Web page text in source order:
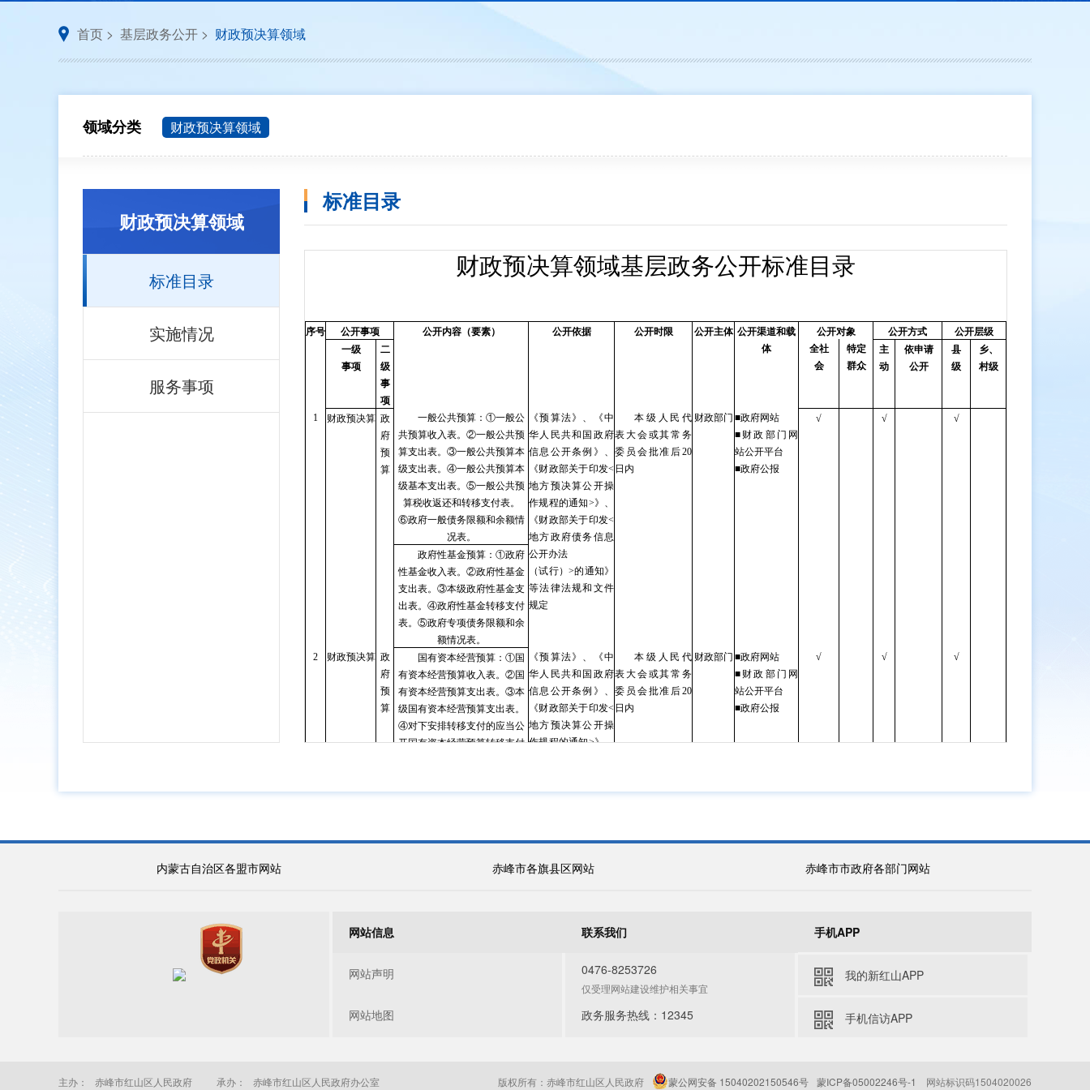
首页 > 基层政务公开 > 财政预决算领域
领域分类 财政预决算领域
财政预决算领域
标准目录
实施情况
服务事项
标准目录
财政预决算领域基层政务公开标准目录
序号 公开事项 公开内容（要素） 公开依据 公开时限 公开主体 公开渠道和载
体
公开对象 公开方式
公开层级
一级
事项
二
级
事
项
全社
会
特定
群众
主
动
依申请
公开
县
级
乡、
村级
1 财政预决算 政
府
预
算
一般公共预算： ①一般公
共预算收入表。②一般公共预
算支出表。③一般公共预算本
级支出表。④一般公共预算本
级基本支出表。⑤一般公共预
算税收返还和转移支付表。
⑥政府一般债务限额和余额情
况表。
《预算法》、《中
华人民共和国政府
信息公开条例》、
《财政部关于印发<
地方预决算公开操
作规程的通知>》、
《财政部关于印发<
地方政府债务信息
公开办法
（试行） >的通知》
等法律法规和文件
规定
本级人民代
表大会或其常务
委员会批准后20
日内
财政部门 ■政府网站
■财政部门网
站公开平台
■政府公报
√ √ √
政府性基金预算： ①政府
性基金收入表。②政府性基金
支出表。③本级政府性基金支
出表。④政府性基金转移支付
表。⑤政府专项债务限额和余
额情况表。
2
财政预决算 政
府
预
算
国有资本经营预算： ①国
有资本经营预算收入表。②国
有资本经营预算支出表。③本
级国有资本经营预算支出表。
④对下安排转移支付的应当公
开国有资本经营预算转移支付
《预算法》、《中
华人民共和国政府
信息公开条例》、
《财政部关于印发<
地方预决算公开操
作规程的通知>》、
公开办法
规定
本级人民代
表大会或其常务
委员会批准后20
日内
财政部门 ■政府网站
■财政部门网
站公开平台
■政府公报
√ √ √
《预算法》、《中
信息公开条例》、
《财政部关于印发<
地方预决算公开操
公开办法
委员会批准后
日内
√
对财政转移支付安排、举借
本级人民代财政部门 ■政府网站
内蒙古自治区各盟市网站 赤峰市各旗县区网站 赤峰市市政府各部门网站
网站信息
网站声明
网站地图
联系我们
0476-8253726
仅受理网站建设维护相关事宜
政务服务热线：12345
手机APP
我的新红山APP
手机信访APP
主办： 赤峰市红山区人民政府 承办： 赤峰市红山区人民政府办公室 版权所有：赤峰市红山区人民政府 蒙公网安备 15040202150546号 蒙ICP备05002246号-1 网站标识码1504020026